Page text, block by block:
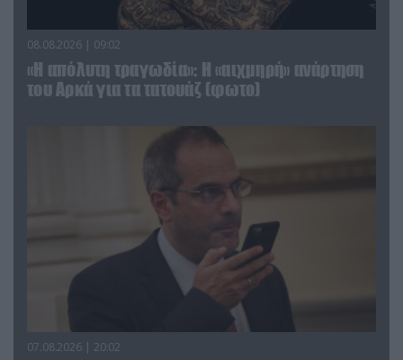
08.08.2026 | 09:02
«Η απόλυτη τραγωδία»: Η «αιχμηρή» ανάρτηση
του Αρκά για τα τατουάζ (φωτο)
07.08.2026 | 20:02